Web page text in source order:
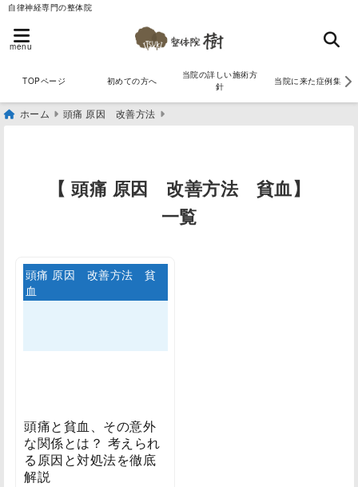
自律神経専門の整体院
menu
TOPページ 初めての方へ
当院の詳しい施術方
針
当院に来た症例集
ホーム 頭痛 原因 改善方法
【 頭痛 原因 改善方法 貧血】
一覧
頭痛 原因 改善方法 貧
血
頭痛と貧血、その意外
な関係とは？ 考えられ
る原因と対処法を徹底
解説